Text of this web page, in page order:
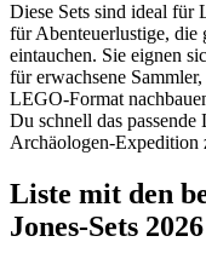
Diese Sets sind ideal für
für Abenteuerlustige, die
eintauchen. Sie eignen
für erwachsene
LEGO-Format
Du schnell das
Archäologen-Expedition
Liste mit den
Jones-Sets 2026